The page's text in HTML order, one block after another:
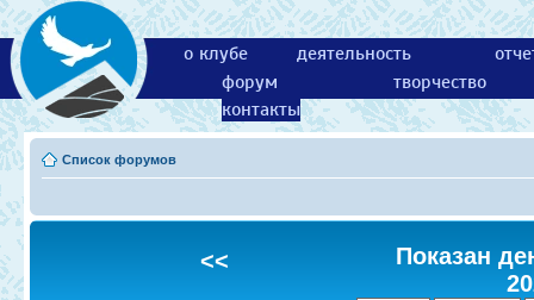
о клубе деятельность
форум
творчество
контакты
Список форумов
<<
Показан